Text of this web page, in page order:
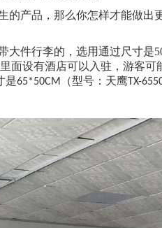
的产品，那么你怎样才能做出
大件行李的，选用通过尺寸是
面设有酒店可以入驻，游客可
是65*50CM （型号：天鹰 TX-